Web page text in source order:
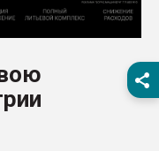
Помощь в подборе
ближайшее
Подмосковье, Москва